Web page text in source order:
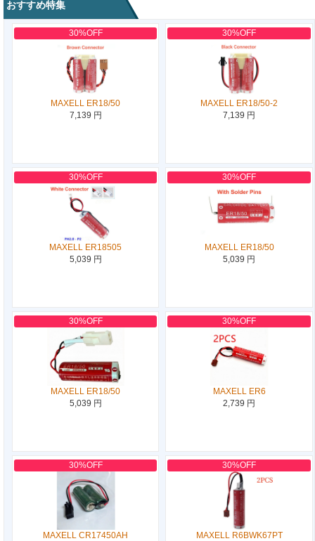
おすすめ特集
30%OFF
MAXELL ER18/50
7,139 円
30%OFF
MAXELL ER18/50-2
7,139 円
30%OFF
MAXELL ER18505
5,039 円
30%OFF
MAXELL ER18/50
5,039 円
30%OFF
MAXELL ER18/50
5,039 円
30%OFF
MAXELL ER6
2,739 円
30%OFF
MAXELL CR17450AH
30%OFF
MAXELL R6BWK67PT